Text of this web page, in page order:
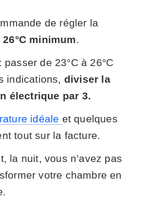
de régler la
26°C minimum.
de 23°C à 26°C
indications, diviser la
électrique par 3.
idéale et quelques
tout sur la facture.
la nuit, vous n’avez pas
votre chambre en